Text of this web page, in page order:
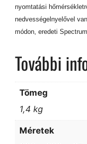
nyomtatási
nedvességelnyelővel
módon, eredeti
További
Tömeg
1,4 kg
Méretek